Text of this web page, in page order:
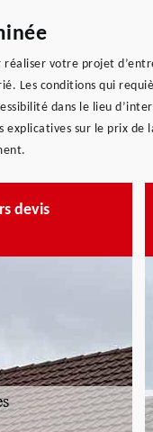
votre projet
Les conditions qui
dans le lieu
explicatives sur le prix
devis